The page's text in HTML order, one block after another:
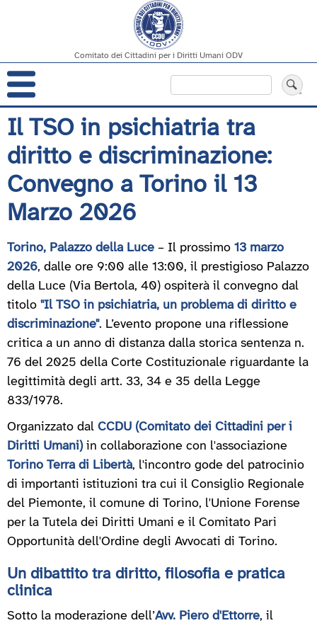
Salta
al
contenuto
principale
Comitato dei Cittadini per i Diritti Umani ODV
Navigazione
principale
Il TSO in psichiatria tra
diritto e discriminazione:
Convegno a Torino il 13
Marzo 2026
Torino, Palazzo della Luce – Il prossimo 13 marzo
2026, dalle ore 9:00 alle 13:00, il prestigioso Palazzo
della Luce (Via Bertola, 40) ospiterà il convegno dal
titolo "Il TSO in psichiatria, un problema di diritto e
discriminazione". L’evento propone una riflessione
critica a un anno di distanza dalla storica sentenza n.
76 del 2025 della Corte Costituzionale riguardante la
legittimità degli artt. 33, 34 e 35 della Legge
833/1978.
Organizzato dal CCDU (Comitato dei Cittadini per i
Diritti Umani)in collaborazione con l'associazione
Torino Terra di Libertà, l'incontro gode del patrocinio
di importanti istituzioni tra cui il Consiglio Regionale
del Piemonte, il comune di Torino, l'Unione Forense
per la Tutela dei Diritti Umani e il Comitato Pari
Opportunità dell'Ordine degli Avvocati di Torino.
Un dibattito tra diritto, filosofia e pratica
clinica
Sotto la moderazione dell’Avv. Piero d'Ettorre, il